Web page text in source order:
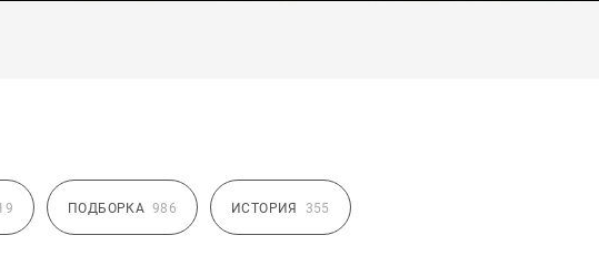
ПОДБОРКА 986 ИСТОРИЯ 355